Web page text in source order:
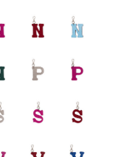
N - Rouge N - Ciel
P - ChampagneP - Fuchsia
S - Fuchsia S - Rouge
V - Rouge V - Bleu lapis